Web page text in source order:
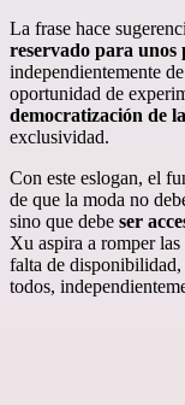
La frase hace
reservado para unos
independientemente
oportunidad de
democratización de
exclusividad.
Con este eslogan, el
de que la moda no
sino que debe ser
Xu aspira a romper
falta de disponibilidad,
todos,